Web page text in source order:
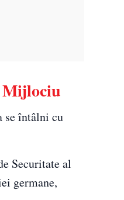
se întâlni cu
Securitate al
germane,